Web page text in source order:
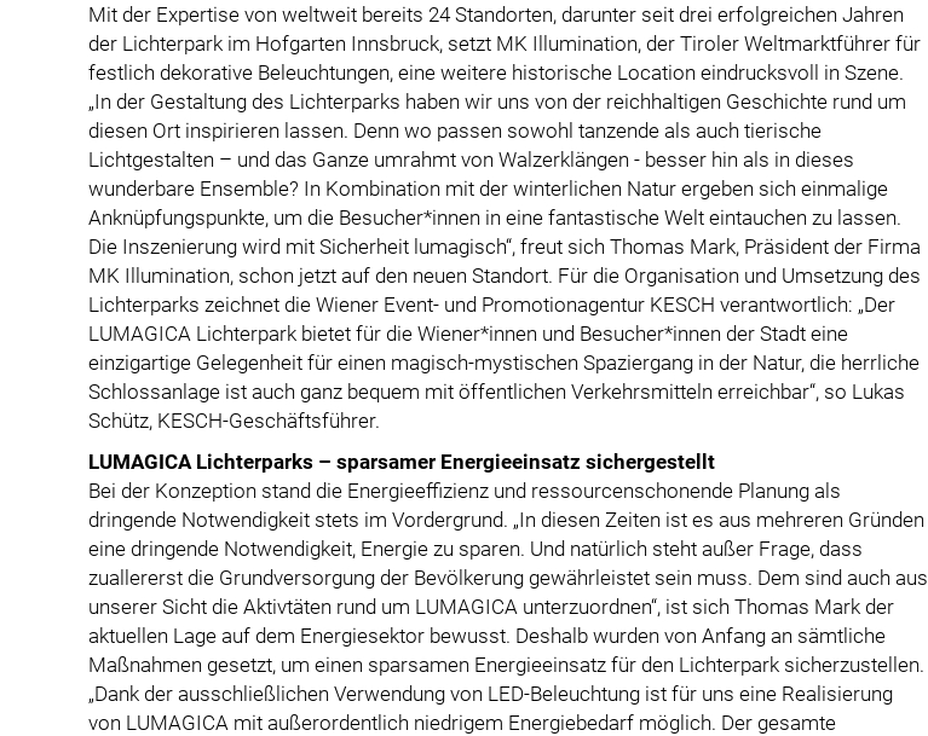
Mit der Expertise von weltweit bereits 24 Standorten, darunter seit drei erfolgreichen Jahren
der Lichterpark im Hofgarten Innsbruck, setzt MK Illumination, der Tiroler Weltmarktführer für
festlich dekorative Beleuchtungen, eine weitere historische Location eindrucksvoll in Szene.
„In der Gestaltung des Lichterparks haben wir uns von der reichhaltigen Geschichte rund um
diesen Ort inspirieren lassen. Denn wo passen sowohl tanzende als auch tierische
Lichtgestalten – und das Ganze umrahmt von Walzerklängen - besser hin als in dieses
wunderbare Ensemble? In Kombination mit der winterlichen Natur ergeben sich einmalige
Anknüpfungspunkte, um die Besucher*innen in eine fantastische Welt eintauchen zu lassen.
Die Inszenierung wird mit Sicherheit lumagisch“, freut sich Thomas Mark, Präsident der Firma
MK Illumination, schon jetzt auf den neuen Standort. Für die Organisation und Umsetzung des
Lichterparks zeichnet die Wiener Event- und Promotionagentur KESCH verantwortlich: „Der
LUMAGICA Lichterpark bietet für die Wiener*innen und Besucher*innen der Stadt eine
einzigartige Gelegenheit für einen magisch-mystischen Spaziergang in der Natur, die herrliche
Schlossanlage ist auch ganz bequem mit öffentlichen Verkehrsmitteln erreichbar“, so Lukas
Schütz, KESCH-Geschäftsführer.
LUMAGICA Lichterparks – sparsamer Energieeinsatz sichergestellt
Bei der Konzeption stand die Energieeffizienz und ressourcenschonende Planung als
dringende Notwendigkeit stets im Vordergrund. „In diesen Zeiten ist es aus mehreren Gründen
eine dringende Notwendigkeit, Energie zu sparen. Und natürlich steht außer Frage, dass
zuallererst die Grundversorgung der Bevölkerung gewährleistet sein muss. Dem sind auch aus
unserer Sicht die Aktivtäten rund um LUMAGICA unterzuordnen“, ist sich Thomas Mark der
aktuellen Lage auf dem Energiesektor bewusst. Deshalb wurden von Anfang an sämtliche
Maßnahmen gesetzt, um einen sparsamen Energieeinsatz für den Lichterpark sicherzustellen.
„Dank der ausschließlichen Verwendung von LED-Beleuchtung ist für uns eine Realisierung
von LUMAGICA mit außerordentlich niedrigem Energiebedarf möglich. Der gesamte